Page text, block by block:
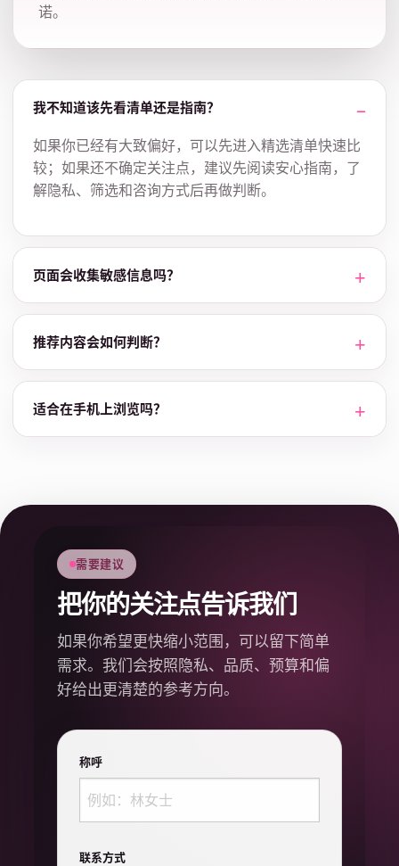
诺。
我不知道该先看清单还是指南？
如果你已经有大致偏好，可以先进入精选清单快速比
较；如果还不确定关注点，建议先阅读安心指南，了
解隐私、筛选和咨询方式后再做判断。
页面会收集敏感信息吗？
推荐内容会如何判断？
适合在手机上浏览吗？
需要建议
把你的关注点告诉我们
如果你希望更快缩小范围，可以留下简单
需求。我们会按照隐私、品质、预算和偏
好给出更清楚的参考方向。
称呼
联系方式